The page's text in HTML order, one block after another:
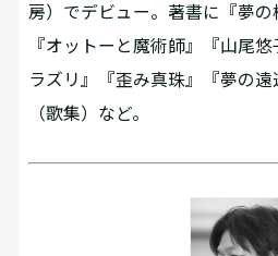
房）でデビュー。著書に『夢の
『オットーと魔術師』『山尾
ラズリ』『歪み真珠』『夢の遠
（歌集）など。